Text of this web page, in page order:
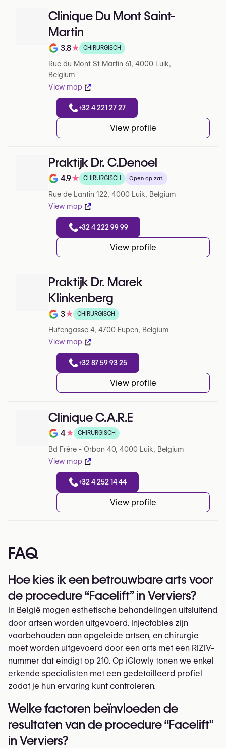
Clinique Du Mont Saint-
Martin
Note de 3.8 sur 5 sur Google
3.8★ CHIRURGISCH
Rue du Mont St Martin 61, 4000 Luik,
Belgium
View map
+32 4 221 27 27
View profile
Praktijk Dr. C.Denoel
Note de 4.9 sur 5 sur Google
4.9★ CHIRURGISCH Open op zat.
Rue de Lantin 122, 4000 Luik, Belgium
View map
+32 4 222 99 99
View profile
Praktijk Dr. Marek
Klinkenberg
Note de 3 sur 5 sur Google
3★ CHIRURGISCH
Hufengasse 4, 4700 Eupen, Belgium
View map
+32 87 59 93 25
View profile
Clinique C.A.R.E
Note de 4 sur 5 sur Google
4★ CHIRURGISCH
Bd Frère - Orban 40, 4000 Luik, Belgium
View map
+32 4 252 14 44
View profile
FAQ
Hoe kies ik een betrouwbare arts voor
de procedure “Facelift” in Verviers?
In België mogen esthetische behandelingen uitsluitend
door artsen worden uitgevoerd. Injectables zijn
voorbehouden aan opgeleide artsen, en chirurgie
moet worden uitgevoerd door een arts met een RIZIV-
nummer dat eindigt op 210. Op iGlowly tonen we enkel
erkende specialisten met een gedetailleerd profiel
zodat je hun ervaring kunt controleren.
Welke factoren beïnvloeden de
resultaten van de procedure “Facelift”
in Verviers?